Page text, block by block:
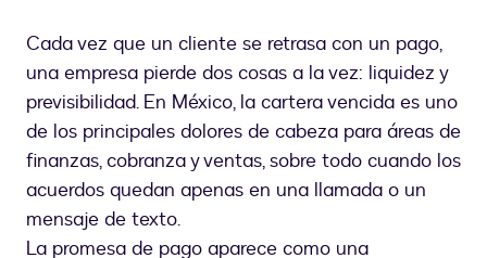
Cada vez que un cliente se retrasa con un pago,
una empresa pierde dos cosas a la vez: liquidez y
previsibilidad. En México, la cartera vencida es uno
de los principales dolores de cabeza para áreas de
finanzas, cobranza y ventas, sobre todo cuando los
acuerdos quedan apenas en una llamada o un
mensaje de texto.
La promesa de pago aparece como una